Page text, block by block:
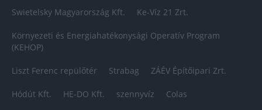
Swietelsky Magyarország Kft. Ke-Víz 21 Zrt.
Környezeti és Energiahatékonysági Operatív Program
(KEHOP)
Liszt Ferenc repülőtér Strabag ZÁÉV Építőipari Zrt.
Hódút Kft. HE-DO Kft. szennyvíz Colas